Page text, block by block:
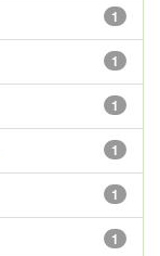
1
1
1
1
1
1